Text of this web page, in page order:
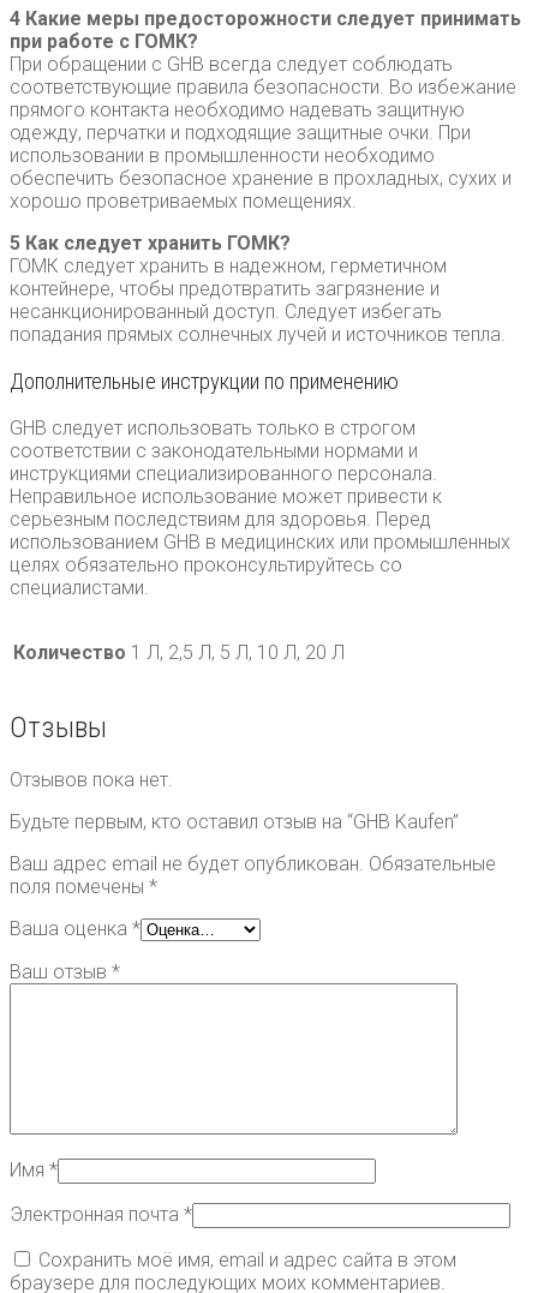
4 Какие меры предосторожности следует принимать
при работе с ГОМК?
При обращении с GHB всегда следует соблюдать
соответствующие правила безопасности. Во избежание
прямого контакта необходимо надевать защитную
одежду, перчатки и подходящие защитные очки. При
использовании в промышленности необходимо
обеспечить безопасное хранение в прохладных, сухих и
хорошо проветриваемых помещениях.
5 Как следует хранить ГОМК?
ГОМК следует хранить в надежном, герметичном
контейнере, чтобы предотвратить загрязнение и
несанкционированный доступ. Следует избегать
попадания прямых солнечных лучей и источников тепла.
Дополнительные инструкции по применению
GHB следует использовать только в строгом
соответствии с законодательными нормами и
инструкциями специализированного персонала.
Неправильное использование может привести к
серьезным последствиям для здоровья. Перед
использованием GHB в медицинских или промышленных
целях обязательно проконсультируйтесь со
специалистами.
Количество 1 Л, 2,5 Л, 5 Л, 10 Л, 20 Л
Отзывы
Отзывов пока нет.
Будьте первым, кто оставил отзыв на “GHB Kaufen”
Ваш адрес email не будет опубликован. Обязательные
поля помечены *
Ваша оценка *
Ваш отзыв *
Имя *
Электронная почта *
Сохранить моё имя, email и адрес сайта в этом
браузере для последующих моих комментариев.